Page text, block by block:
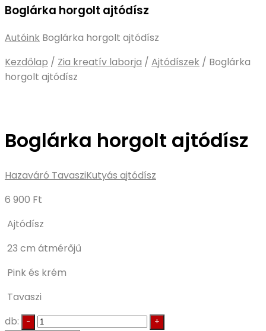
Boglárka horgolt ajtódísz
Autóink Boglárka horgolt ajtódísz
Kezdőlap / Zia kreatív laborja / Ajtódíszek / Boglárka
horgolt ajtódísz
Boglárka horgolt ajtódísz
Hazaváró TavasziKutyás ajtódísz
6 900 Ft
Ajtódísz
23 cm átmérőjű
Pink és krém
Tavaszi
db: